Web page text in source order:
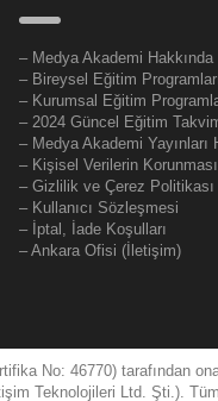
– Medya Akademi Hakkında
– Bireysel Eğitim
– Kurumsal Eğitim
– 2024 Güncel Eğitim
– Medya Akademi Yayınları
– Kişisel Verilerin
– Gizlilik ve Çerez Politikası
– Kullanıcı Sözleşmesi
– İptal, İade Koşulları
– Ankara Ofisi (İletişim)
No: 46770) tarafından
Teknolojileri Ltd. Şti.). Tüm